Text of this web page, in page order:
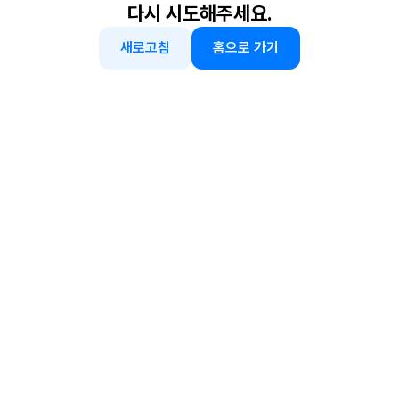
다시 시도해주세요.
새로고침 홈으로 가기